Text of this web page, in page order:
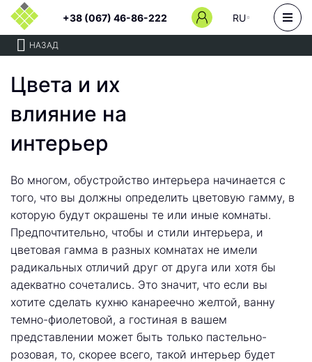
+38 (067) 46-86-222 RU
НАЗАД
Цвета и их
влияние на
интерьер
Во многом, обустройство интерьера начинается с
того, что вы должны определить цветовую гамму, в
которую будут окрашены те или иные комнаты.
Предпочтительно, чтобы и стили интерьера, и
цветовая гамма в разных комнатах не имели
радикальных отличий друг от друга или хотя бы
адекватно сочетались. Это значит, что если вы
хотите сделать кухню канареечно желтой, ванну
темно-фиолетовой, а гостиная в вашем
представлении может быть только пастельно-
розовая, то, скорее всего, такой интерьер будет